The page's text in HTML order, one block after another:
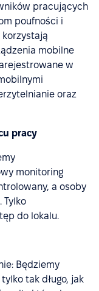
pracujących
poufności i
mobilne
w
oraz
pracy
monitoring
a osoby
Tylko
do lokalu.
Będziemy
tak długo, jak